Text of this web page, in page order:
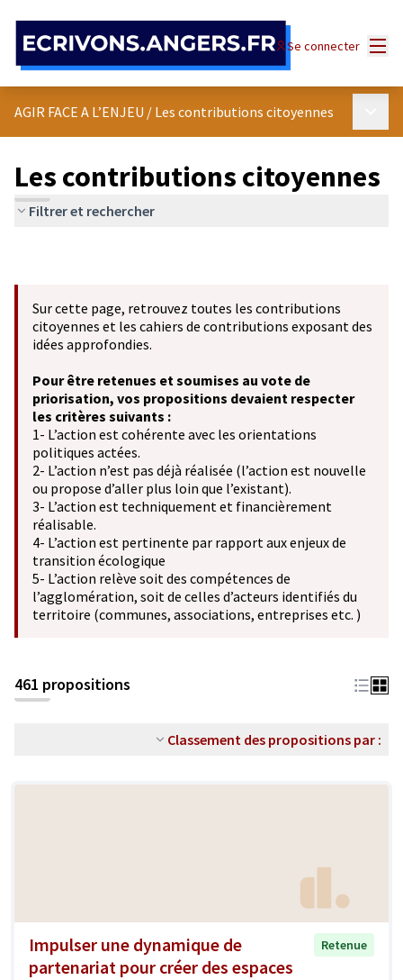
Se connecter
AGIR FACE A L’ENJEU / Les contributions citoyennes
Les contributions citoyennes
Filtrer et rechercher
Sur cette page, retrouvez toutes les contributions
citoyennes et les cahiers de contributions exposant des
idées approfondies.
Pour être retenues et soumises au vote de
priorisation, vos propositions devaient respecter
les critères suivants :
1- L’action est cohérente avec les orientations
politiques actées.
2- L’action n’est pas déjà réalisée (l’action est nouvelle
ou propose d’aller plus loin que l’existant).
3- L’action est techniquement et financièrement
réalisable.
4- L’action est pertinente par rapport aux enjeux de
transition écologique
5- L’action relève soit des compétences de
l’agglomération, soit de celles d’acteurs identifiés du
territoire (communes, associations, entreprises etc. )
461 propositions
Classement des propositions par :
Impulser une dynamique de
partenariat pour créer des espaces
Retenue